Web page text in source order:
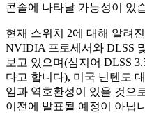
콘솔에 나타날 가능성이 있
현재 스위치 2에 대해 알려
NVIDIA 프로세서와 DLSS
보고 있으며(심지어 DLSS
다고 합니다), 미국 닌텐도
임과 역호환성이 있을 것으
이전에 발표될 예정이 아닙